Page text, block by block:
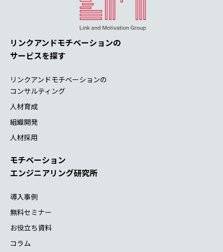
リンクアンドモチベーションの
サービスを探す
リンクアンドモチベーションの
コンサルティング
人材育成
組織開発
人材採用
モチベーション
エンジニアリング研究所
導入事例
無料セミナー
お役立ち資料
コラム